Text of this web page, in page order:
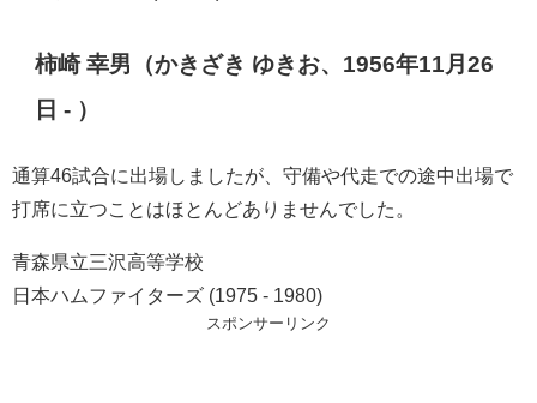
柿崎 幸男（かきざき ゆきお、1956年11月26
日 - ）
通算46試合に出場しましたが、守備や代走での途中出場で
打席に立つことはほとんどありませんでした。
青森県立三沢高等学校
日本ハムファイターズ (1975 - 1980)
スポンサーリンク